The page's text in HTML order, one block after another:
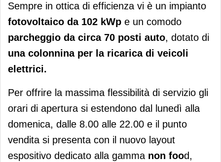
Sempre in ottica di efficienza vi è un impianto
fotovoltaico da 102 kWp e un comodo
parcheggio da circa 70 posti auto, dotato di
una colonnina per la ricarica di veicoli
elettrici.
Per offrire la massima flessibilità di servizio gli
orari di apertura si estendono dal lunedì alla
domenica, dalle 8.00 alle 22.00 e il punto
vendita si presenta con il nuovo layout
espositivo dedicato alla gamma non food,